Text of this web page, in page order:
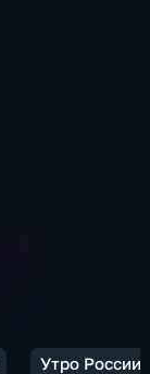
Утро России